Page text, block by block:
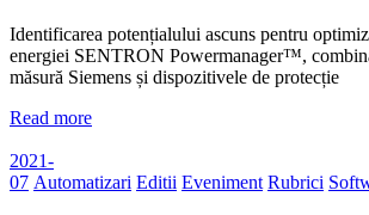
Identificarea potențialului ascuns pentru
energiei SENTRON Powermanager™,
măsură Siemens și dispozitivele de protecție
Read more
2021-
07 Automatizari Editii Eveniment Rubrici